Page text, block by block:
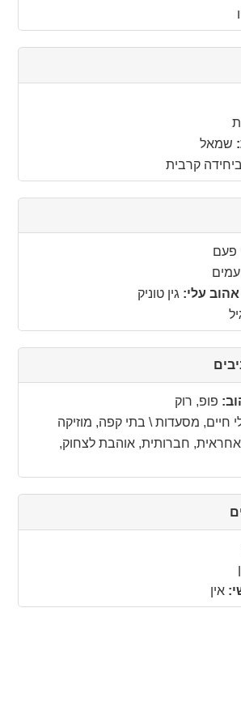
שמאל
קרבית
פעם
עלי: גין טוניק
to
collapse
פופ, רוק
חיים, מסעדות \ בתי קפה, מוזיקה
אחראית, חברותית, אוהבת לצחוק,
to
אין